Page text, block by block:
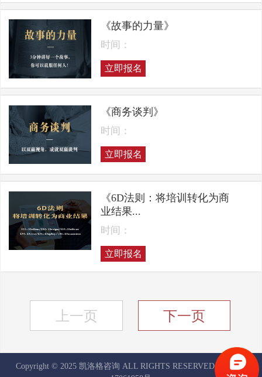
《故事的力量》
时间：
立即报名
《商务谈判》
时间：
立即报名
《6D法则：将培训转化为商
业结果...
时间：
立即报名
上一页 下一页
Copyright © 2025 凯洛格咨询 ALL RIGHTS RESERVED
京ICP备